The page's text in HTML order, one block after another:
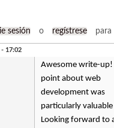
sesión o regístrese para
17:02
Awesome write-up!
point about web
development was
particularly
Looking forward to